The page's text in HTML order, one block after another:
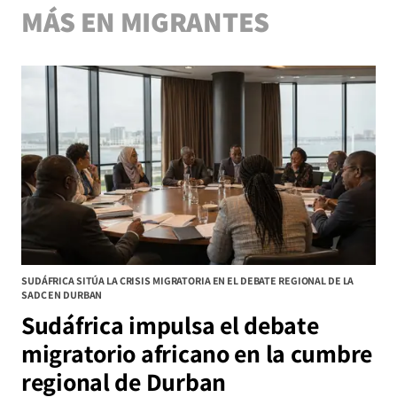
MÁS EN MIGRANTES
SUDÁFRICA SITÚA LA CRISIS MIGRATORIA EN EL DEBATE REGIONAL DE LA
SADC EN DURBAN
Sudáfrica impulsa el debate
migratorio africano en la cumbre
regional de Durban